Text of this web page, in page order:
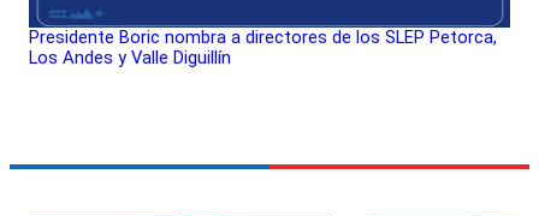
Presidente Boric nombra a directores de los SLEP Petorca,
Los Andes y Valle Diguillín